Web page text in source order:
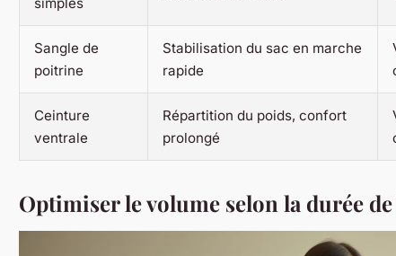
Sangle de
poitrine
Stabilisation du sac en marche
rapide
Ceinture
ventrale
Répartition du poids, confort
prolongé
Optimiser le volume selon la durée de